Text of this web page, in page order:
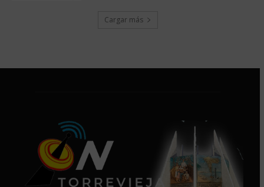
Cargar más